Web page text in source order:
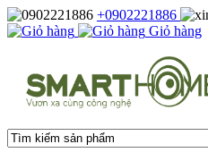
+0902221886
Giỏ hàng